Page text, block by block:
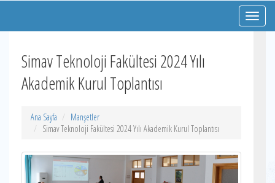
Simav Teknoloji Fakültesi 2024 Yılı
Akademik Kurul Toplantısı
Ana Sayfa
Manşetler
Simav Teknoloji Fakültesi 2024 Yılı Akademik Kurul Toplantısı